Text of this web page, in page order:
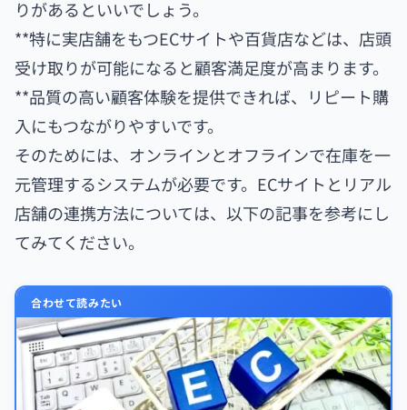
りがあるといいでしょう。
**特に実店舗をもつECサイトや百貨店などは、店頭
受け取りが可能になると顧客満足度が高まります。
**品質の高い顧客体験を提供できれば、リピート購
入にもつながりやすいです。
そのためには、オンラインとオフラインで在庫を一
元管理するシステムが必要です。ECサイトとリアル
店舗の連携方法については、以下の記事を参考にし
てみてください。
合わせて読みたい